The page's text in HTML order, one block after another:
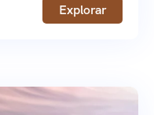
Explorar